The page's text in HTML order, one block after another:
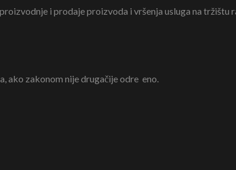
i prodaje proizvoda i vršenja usluga na tržištu
ako zakonom nije drugačije odre eno.